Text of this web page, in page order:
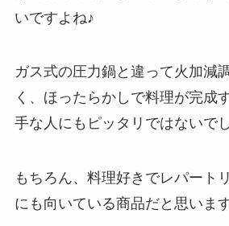
いですよね♪
ガス式の圧力鍋と違って火加減
く、ほったらかしで料理が完成
手な人にもピッタリではないで
もちろん、料理好きでレパート
にも向いている商品だと思いま